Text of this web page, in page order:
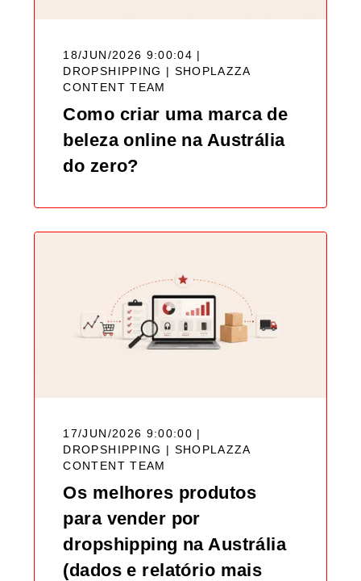
18/JUN/2026 9:00:04 |
DROPSHIPPING | SHOPLAZZA
CONTENT TEAM
Como criar uma marca de
beleza online na Austrália
do zero?
17/JUN/2026 9:00:00 |
DROPSHIPPING | SHOPLAZZA
CONTENT TEAM
Os melhores produtos
para vender por
dropshipping na Austrália
(dados e relatório mais